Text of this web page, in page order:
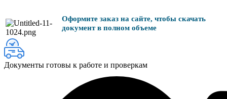
Оформите заказ на сайте, чтобы скачать
документ в полном объеме
Документы готовы к работе и проверкам